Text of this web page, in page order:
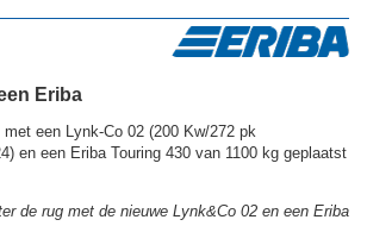
Eriba
een Lynk-Co 02 (200 Kw/272 pk
en een Eriba Touring 430 van 1100 kg geplaatst
de rug met de nieuwe Lynk&Co 02 en een Eriba